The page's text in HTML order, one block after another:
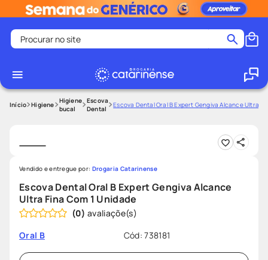
Procurar no site
1
2 º
medley
7º
ozivy
8º
protetor solar
9º
fralda pampers
10º teste gravidez
Higiene
Higiene
bucal
Escova
Dental
Escova Dental Oral B Expert Gengiva Alcance Ultra
Escova Dental Oral B Expert Gengiva Alcance
Ultra Fina Com 1 Unidade
(0)
Oral B
Cód:738181
Vendido e entregue por: Drogaria Catarinense